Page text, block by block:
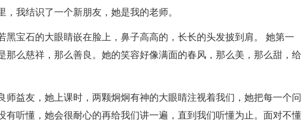
我结识了一个新朋友，她是我的老师。
黑宝石的大眼睛嵌在脸上，鼻子高高的，长长的头发披到肩。 她第一
那么慈祥，那么善良。她的笑容好像满面的春风，那么美，那么甜，给
师益友，她上课时，两颗炯炯有神的大眼睛注视着我们，她把每一个问
有听懂，她会很耐心的再给我们讲一遍，直到我们听懂为止。面对不懂